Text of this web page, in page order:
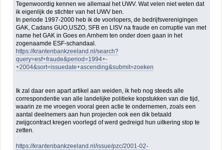
Tegenwoordig kennen we allemaal het UWV. Wat velen niet weten dat
ik eigenlijk de stichter van het UWV ben.
In periode 1997-2000 heb ik de voorlopers, de bedrijfsverenigingen
GAK, Cadans GUO,USZO, SFB en LISV na fraude en corruptie van met
name het GAK in Goes en Arnhem ten onder doen gaan in het
zogenaamde ESF-schandaal.
https://krantenbankzeeland.nl/search?
query=esf+fraude&period=1994+-
+2004&sort=issuedate+ascending&submit=zoeken
Ik zal daar een apart artikel aan weiden, ik heb nog steeds alle
correspondentie van alle landelijke politieke kopstukken van die tijd,
waarin ze me vroegen vooral geen actie te ondernemen, zoals een
aantal deelnemers aan hun projecten ook een dik betaald
zwijgcontract kregen voorlegd of werd gedreigd hun uitkering stop te
zetten.
https://krantenbankzeeland.nl/issue/pzc/2001-02-